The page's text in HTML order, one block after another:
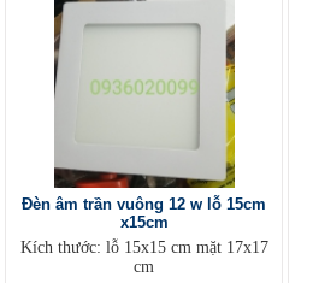
Đèn âm trần vuông 12 w lỗ 15cm
x15cm
Kích thước: lỗ 15x15 cm mặt 17x17
cm